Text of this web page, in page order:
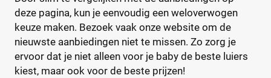
deze pagina, kun je eenvoudig een weloverwogen
keuze maken. Bezoek vaak onze website om de
nieuwste aanbiedingen niet te missen. Zo zorg je
ervoor dat je niet alleen voor je baby de beste luiers
kiest, maar ook voor de beste prijzen!